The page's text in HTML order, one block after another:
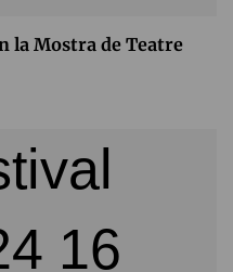
la Mostra de Teatre